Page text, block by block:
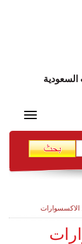
Toggle
الاكسسوارات